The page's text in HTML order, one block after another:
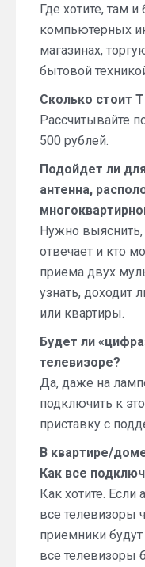
Где хотите, там
компьютерных
магазинах,
бытовой
Сколько стоит
Рассчитывайте
500 рублей.
Подойдет ли
антенна,
Нужно выяснить,
отвечает и кто
приема двух
узнать, доходит
или квартиры.
Будет ли
телевизоре?
Да, даже на
подключить к
приставку с
В квартире/
Как все
Как хотите. Если
все телевизоры
приемники
все телевизоры